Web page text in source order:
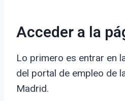
Acceder a la
Lo primero es entrar en
del portal de empleo de
Madrid.